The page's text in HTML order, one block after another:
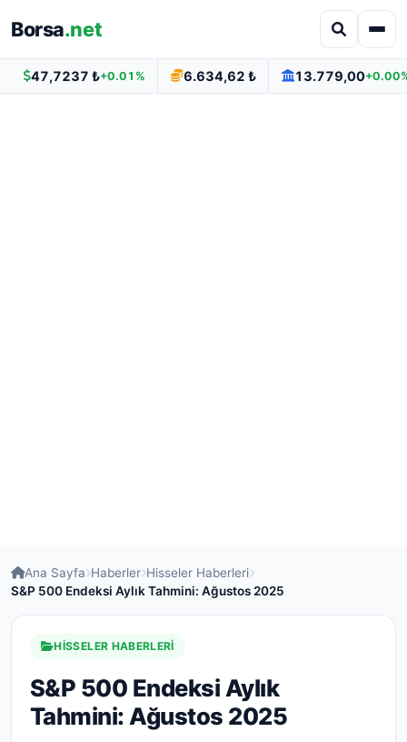
Borsa.net
47,7237 ₺+0.01% 6.634,62 ₺ 13.779,00
Ana Sayfa Haberler Hisseler Haberleri
S&P 500 Endeksi Aylık Tahmini: Ağustos 2025
HISSELER HABERLERI
S&P 500 Endeksi Aylık
Tahmini: Ağustos 2025